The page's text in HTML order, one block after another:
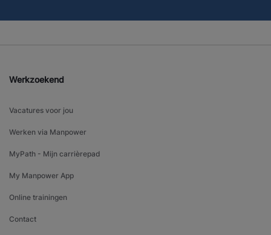
Werkzoekend
Vacatures voor jou
Werken via Manpower
MyPath - Mijn carrièrepad
My Manpower App
Online trainingen
Contact